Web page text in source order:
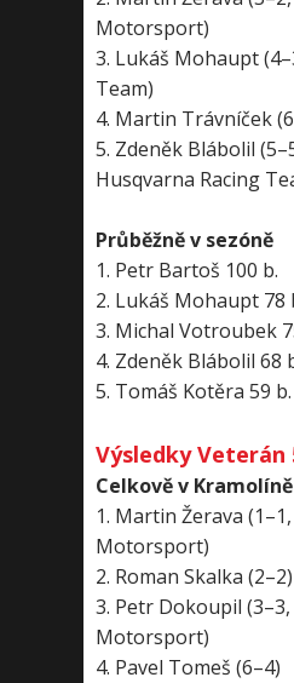
Motorsport)
3. Lukáš Mohaupt
Team)
4. Martin Trávníček
5. Zdeněk Blábolil
Husqvarna Racing
Průběžně v sezóně
1. Petr Bartoš 100 b.
2. Lukáš Mohaupt 78
3. Michal Votroubek
4. Zdeněk Blábolil 68
5. Tomáš Kotěra 59 b.
Výsledky Veterán
Celkově v Kramolíně
1. Martin Žerava
Motorsport)
2. Roman Skalka (2–2)
3. Petr Dokoupil (3–3,
Motorsport)
4. Pavel Tomeš (6–4)